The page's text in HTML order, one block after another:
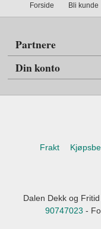
Forside Bli kunde
Partnere
Din konto
Frakt
Dalen Dekk og
90747023 -